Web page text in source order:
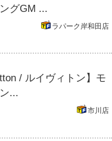
グGM ...
ラパーク岸和田店
/ ルイヴィトン】モ
...
市川店